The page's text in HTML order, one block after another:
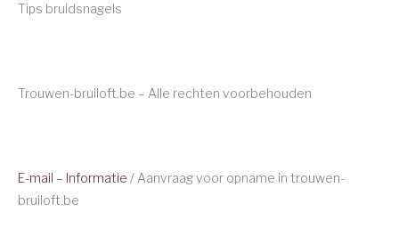
Tips bruidsnagels
Trouwen-bruiloft.be – Alle rechten voorbehouden
E-mail – Informatie / Aanvraag voor opname in trouwen-
bruiloft.be